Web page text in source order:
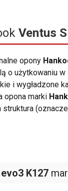
Ventus
opony
o użytkowaniu
i wygładzone
opona marki
K127